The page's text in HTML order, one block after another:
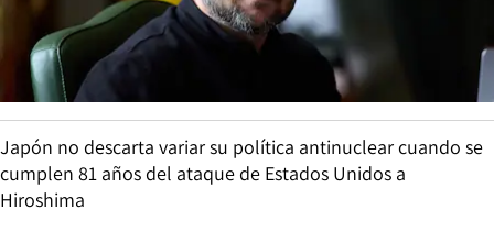
Japón no descarta variar su política antinuclear cuando se
cumplen 81 años del ataque de Estados Unidos a
Hiroshima